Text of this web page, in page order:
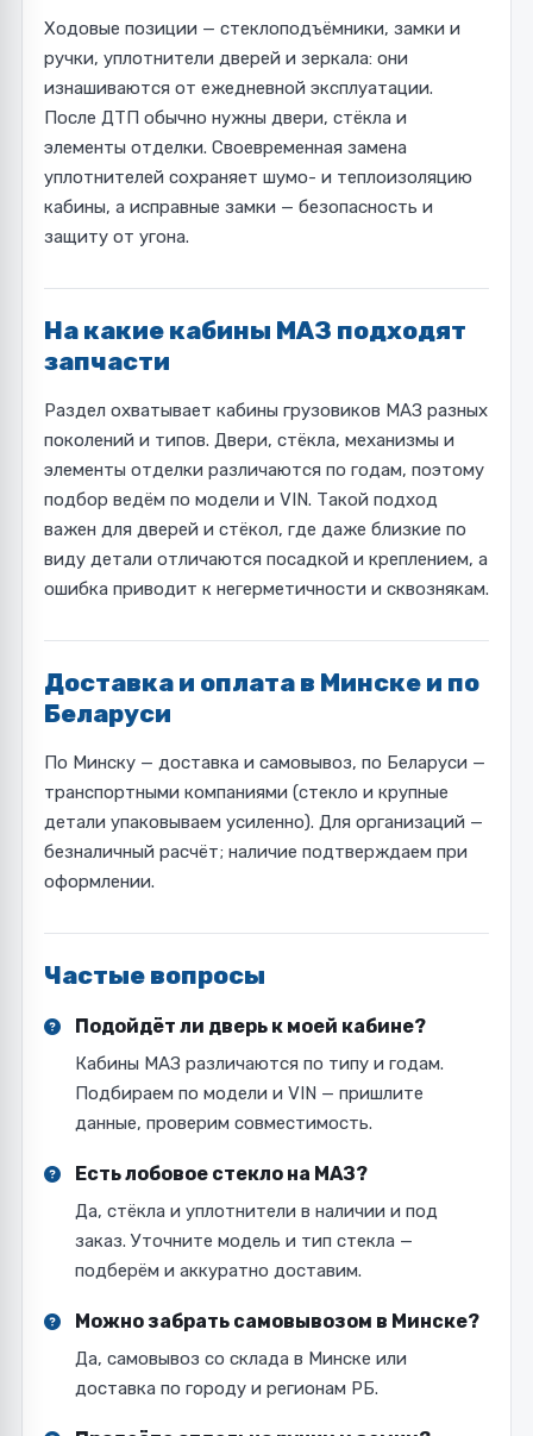
Ходовые позиции — стеклоподъёмники, замки и
ручки, уплотнители дверей и зеркала: они
изнашиваются от ежедневной эксплуатации.
После ДТП обычно нужны двери, стёкла и
элементы отделки. Своевременная замена
уплотнителей сохраняет шумо- и теплоизоляцию
кабины, а исправные замки — безопасность и
защиту от угона.
На какие кабины МАЗ подходят
запчасти
Раздел охватывает кабины грузовиков МАЗ разных
поколений и типов. Двери, стёкла, механизмы и
элементы отделки различаются по годам, поэтому
подбор ведём по модели и VIN. Такой подход
важен для дверей и стёкол, где даже близкие по
виду детали отличаются посадкой и креплением, а
ошибка приводит к негерметичности и сквознякам.
Доставка и оплата в Минске и по
Беларуси
По Минску — доставка и самовывоз, по Беларуси —
транспортными компаниями (стекло и крупные
детали упаковываем усиленно). Для организаций —
безналичный расчёт; наличие подтверждаем при
оформлении.
Частые вопросы
Подойдёт ли дверь к моей кабине?
Кабины МАЗ различаются по типу и годам.
Подбираем по модели и VIN — пришлите
данные, проверим совместимость.
Есть лобовое стекло на МАЗ?
Да, стёкла и уплотнители в наличии и под
заказ. Уточните модель и тип стекла —
подберём и аккуратно доставим.
Можно забрать самовывозом в Минске?
Да, самовывоз со склада в Минске или
доставка по городу и регионам РБ.